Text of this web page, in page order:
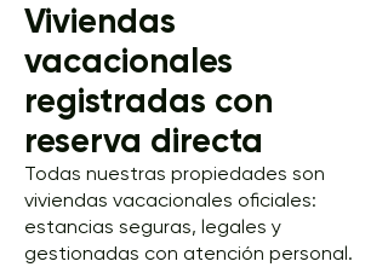
Viviendas
vacacionales
registradas con
reserva directa
Todas nuestras propiedades son
viviendas vacacionales oficiales:
estancias seguras, legales y
gestionadas con atención personal.